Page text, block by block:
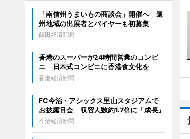
「南信州うまいもの商談会」開催へ 遠
州地域の出展者とバイヤーも初募集
飯田経済新聞
香港のスーパーが24時間営業のコンビ
ニ 日本式コンビニに香港食文化を
香港経済新聞
FC今治・アシックス里山スタジアムで
お披露目会 収容人数約1.7倍に「成長」
今治経済新聞